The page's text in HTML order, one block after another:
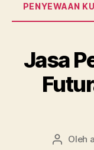
PENYEWAAN
Jasa
Penulis
Oleh